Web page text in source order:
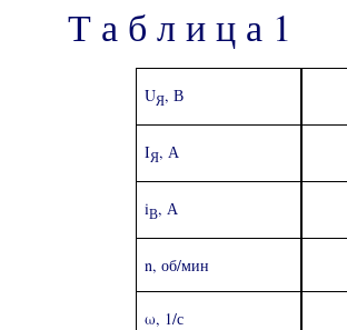
Т а б л и ц а 1
UЯ, В
IЯ, А
iВ, А
n, об/мин
ω, 1/с